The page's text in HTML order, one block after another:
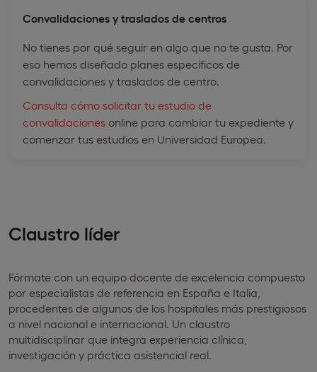
Convalidaciones y traslados de centros
No tienes por qué seguir en algo que no te gusta. Por
eso hemos diseñado planes específicos de
convalidaciones y traslados de centro.
Consulta cómo solicitar tu estudio de
convalidaciones online para cambiar tu expediente y
comenzar tus estudios en Universidad Europea.
Claustro líder
Fórmate con un equipo docente de excelencia compuesto
por especialistas de referencia en España e Italia,
procedentes de algunos de los hospitales más prestigiosos
a nivel nacional e internacional. Un claustro
multidisciplinar que integra experiencia clínica,
investigación y práctica asistencial real.